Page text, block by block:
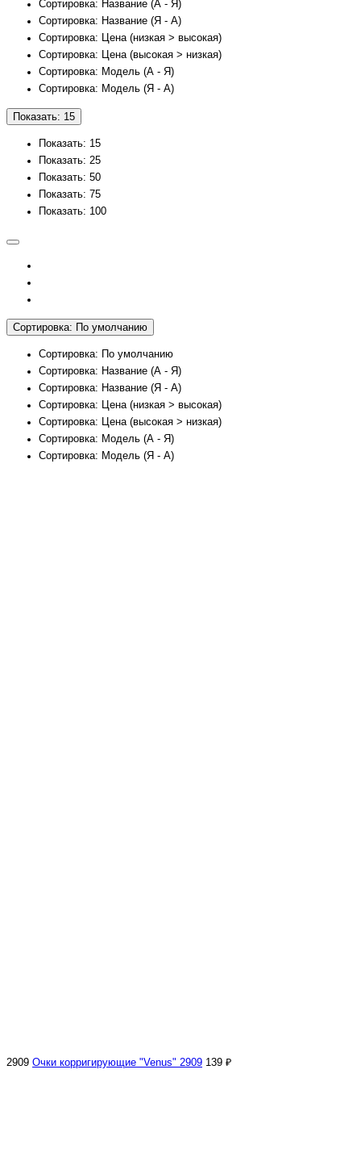
Сортировка: Название (А - Я)
Сортировка: Название (Я - А)
Сортировка: Цена (низкая > высокая)
Сортировка: Цена (высокая > низкая)
Сортировка: Модель (А - Я)
Сортировка: Модель (Я - А)
Показать: 15
Показать: 15
Показать: 25
Показать: 50
Показать: 75
Показать: 100
Сортировка: По умолчанию
Сортировка: По умолчанию
Сортировка: Название (А - Я)
Сортировка: Название (Я - А)
Сортировка: Цена (низкая > высокая)
Сортировка: Цена (высокая > низкая)
Сортировка: Модель (А - Я)
Сортировка: Модель (Я - А)
2909 Очки корригирующие "Venus" 2909 139 ₽